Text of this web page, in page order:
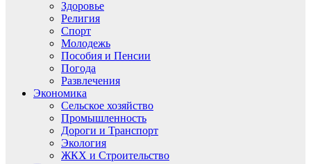
Здоровье
Религия
Спорт
Молодежь
Пособия и Пенсии
Погода
Развлечения
Экономика
Сельское хозяйство
Промышленность
Дороги и Транспорт
Экология
ЖКХ и Строительство